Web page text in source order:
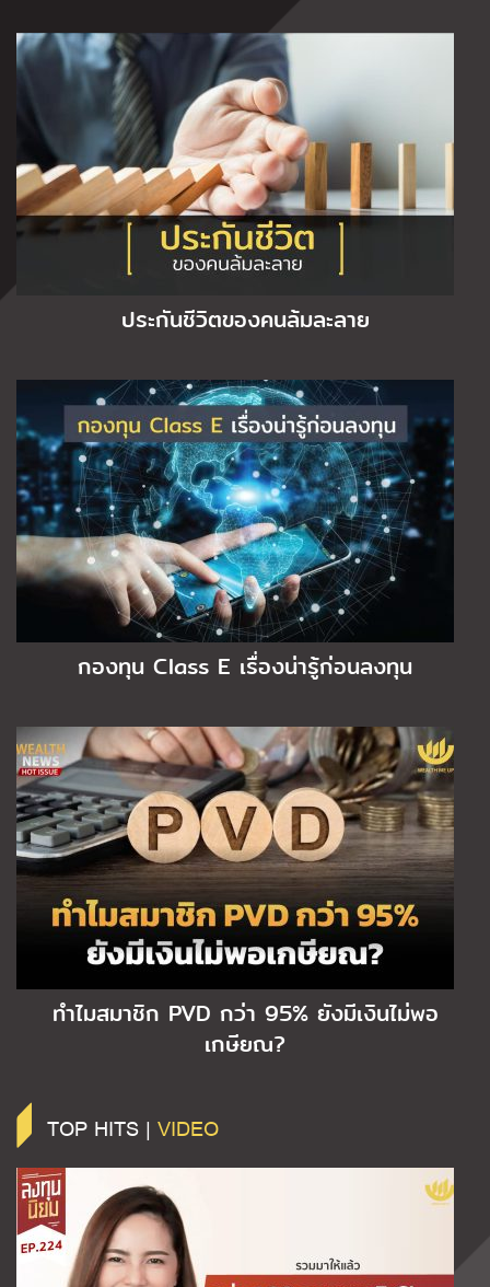
ประกันชีวิตของคนล้มละลาย
กองทุน Class E เรื่องน่ารู้ก่อนลงทุน
ทำไมสมาชิก PVD กว่า 95% ยังมีเงินไม่พอ
เกษียณ?
TOP HITS | VIDEO